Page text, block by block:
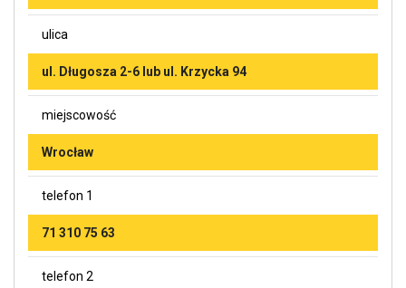
ulica
ul. Długosza 2-6 lub ul. Krzycka 94
miejscowość
Wrocław
telefon 1
71 310 75 63
telefon 2